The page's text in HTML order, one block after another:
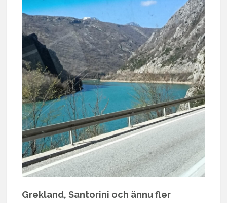
Grekland, Santorini och ännu fler